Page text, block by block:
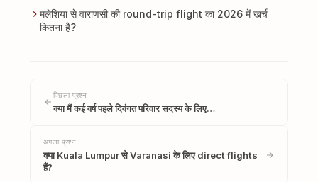
मलेशिया से वाराणसी की round-trip flight का 2026 में खर्च
कितना है?
पिछला प्रश्न
क्या मैं कई वर्ष पहले दिवंगत परिवार सदस्य के लिए…
अगला प्रश्न
क्या Kuala Lumpur से Varanasi के लिए direct flights
हैं?